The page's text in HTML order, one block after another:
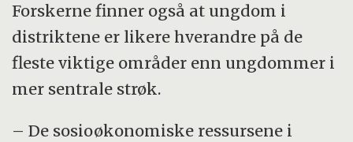
Forskerne finner også at ungdom i
distriktene er likere hverandre på de
fleste viktige områder enn ungdommer i
mer sentrale strøk.
– De sosioøkonomiske ressursene i